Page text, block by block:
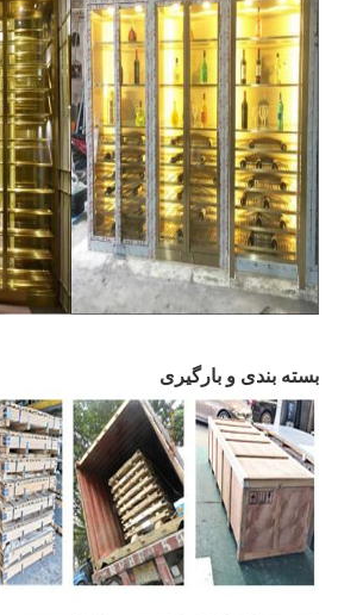
بسته بندی و بارگیری